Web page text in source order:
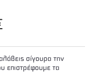
σίγουρα την
επιστρέφουμε τα